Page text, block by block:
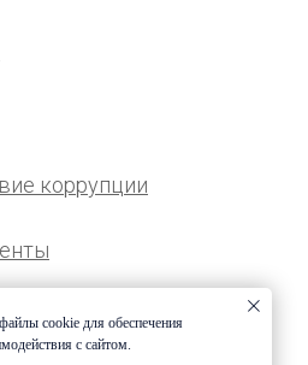
cookie для обеспечения
с сайтом.
коррупции